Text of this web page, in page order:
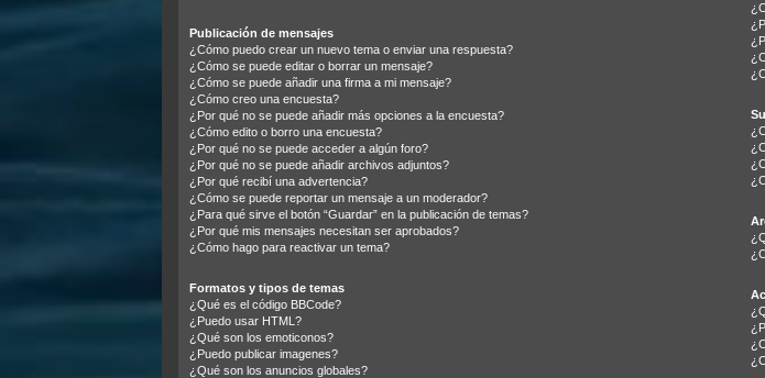
Publicación de mensajes
¿Cómo puedo crear un nuevo tema o enviar una respuesta?
¿Cómo se puede editar o borrar un mensaje?
¿Cómo se puede añadir una firma a mi mensaje?
¿Cómo creo una encuesta?
¿Por qué no se puede añadir más opciones a la encuesta?
¿Cómo edito o borro una encuesta?
¿Por qué no se puede acceder a algún foro?
¿Por qué no se puede añadir archivos adjuntos?
¿Por qué recibí una advertencia?
¿Cómo se puede reportar un mensaje a un moderador?
¿Para qué sirve el botón “Guardar” en la publicación de temas?
¿Por qué mis mensajes necesitan ser aprobados?
¿Cómo hago para reactivar un tema?
Formatos y tipos de temas
¿Qué es el código BBCode?
¿Puedo usar HTML?
¿Qué son los emoticonos?
¿Puedo publicar imagenes?
¿Qué son los anuncios globales?